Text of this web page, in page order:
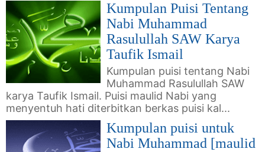
Kumpulan Puisi Tentang
Nabi Muhammad
Rasulullah SAW Karya
Taufik Ismail
Kumpulan puisi tentang Nabi
Muhammad Rasulullah SAW
karya Taufik Ismail. Puisi maulid Nabi yang
menyentuh hati diterbitkan berkas puisi kal...
Kumpulan puisi untuk
Nabi Muhammad [maulid